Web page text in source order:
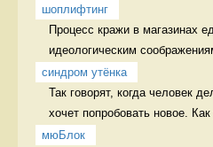
шоплифтинг
Процесс кражи в магазинах
идеологическим
синдром утёнка
Так говорят, когда человек
хочет попробовать новое. Как
мюБлок